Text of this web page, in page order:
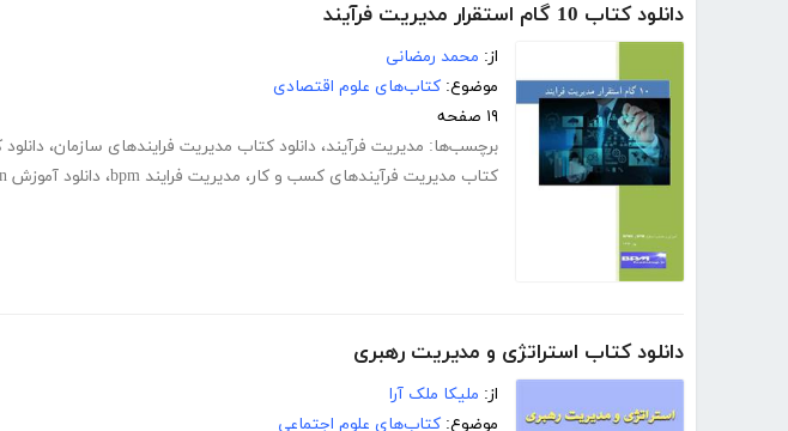
دانلود کتاب 10 گام استقرار مدیریت فرآیند
از: محمد رمضانی
موضوع: کتاب‌های علوم اقتصادی
۱۹ صفحه
برچسب‌ها: مدیریت فرآیند، دانلود کتاب مدیریت فرایندهای سازمان،
کتاب مدیریت فرآیندهای کسب و کار، مدیریت فرایند bpm ، دانلود آموزش bpmn
دانلود کتاب استراتژی و مدیریت رهبری
از: ملیکا ملک آرا
موضوع: کتاب‌های علوم اجتماعی